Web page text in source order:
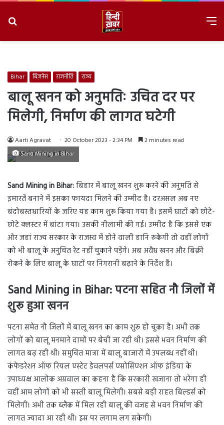
Bihar बिज़नेस राजनीति राज्य
बालू खनन को अनुमतिः उचित दर पर
मिलेगी, निर्माण की लागत घटेगी
Aarti Agravat 20 October 2023 - 2:34 PM 2 minutes read
Sand Mining in Bihar
Sand Mining in Bihar:बिहार में बालू खनन शुरू करने की अनुमति से
इमारतें बनाने में इसका फायदा मिलने की उम्मीद है। दरअसल अब नए
बंदोबस्तधारियों के जरिए यह काम शुरू किया गया है। इसमें घाटों को छोटे-
छोटे क्लस्टर में बांटा गया। उसकी नीलामी की गई। उम्मीद है कि इससे एक
ओर जहां राज्य सरकार के राजस्व में होने वाली हानि रुकेगी तो वहीं लोगों
को भी बालू के अनुचित रेट नहीं चुकाने पड़ेंगे। अब अवैध खनन और बिक्री
रोकने के लिए बालू के घाटों पर निगरानी बढ़ाने के निर्देश हैं।
Sand Mining in Bihar: पटना सहित नौ जिलों में
शुरू हुआ खनन
पटना समेत नौ जिलों में बालू खनन का काम शुरू हो चुका है। अभी तक
लोगों को बालू मनमाने दामों पर बेची जा रही थी। इससे भवन निर्माण की
लागत बढ़ रही थी। समुचित मात्रा में बालू बाजारों में उपलब्ध नहीं थी।
कंफेडरेशन ऑफ रियल एस्टेट डेवलपर्स एसोसिएशन ऑफ इंडिया के
उपाध्यक्ष आलोक अग्रवाल का कहना है कि सरकारी खजाना तो भरेगा ही
वहीं आम लोगों को भी सस्ती बालू मिलेगी। सबसे बड़ी राहत बिल्डर्स को
मिलेगी। अभी तक ब्लैक में मिल रही बालू की वजह से भवन निर्माण की
लागत ज्यादा आ रही थी। इस पर लगाम लग सकेगी।